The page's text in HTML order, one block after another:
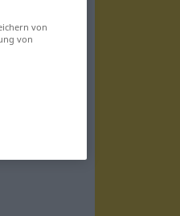
von
von